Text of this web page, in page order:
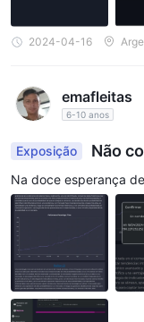
2024-04-16
emafleitas
6-10 anos
Exposição Não
Na doce esperança